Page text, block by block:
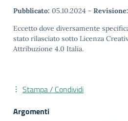
Pubblicato: 05.10.2024 - Revisione:
Eccetto dove diversamente
stato rilasciato sotto Licenza
Attribuzione 4.0 Italia.
Stampa / Condividi
Argomenti